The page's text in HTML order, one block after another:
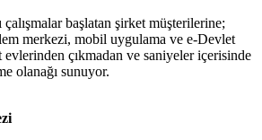
başlatan şirket müşterilerine;
merkezi, mobil uygulama ve e-Devlet
çıkmadan ve saniyeler içerisinde
olanağı sunuyor.